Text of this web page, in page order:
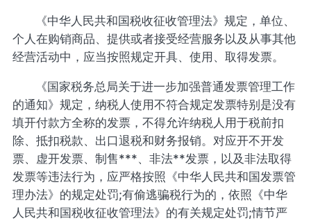
《中华人民共和国税收征收管理法》规定，单位、
个人在购销商品、提供或者接受经营服务以及从事其他
经营活动中，应当按照规定开具、使用、取得发票。
《国家税务总局关于进一步加强普通发票管理工作
的通知》规定，纳税人使用不符合规定发票特别是没有
填开付款方全称的发票，不得允许纳税人用于税前扣
除、抵扣税款、出口退税和财务报销。对应开不开发
票、虚开发票、制售***、非法**发票，以及非法取得
发票等违法行为，应严格按照《中华人民共和国发票管
理办法》的规定处罚;有偷逃骗税行为的，依照《中华
人民共和国税收征收管理法》的有关规定处罚;情节严